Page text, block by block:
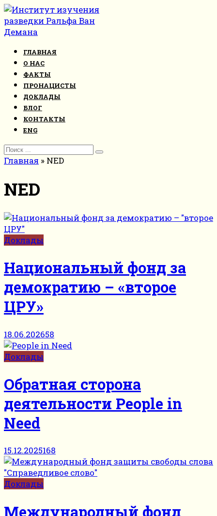
Перейти
к
контенту
ГЛАВНАЯ
О НАС
ФАКТЫ
ПРОНАЦИСТЫ
ДОКЛАДЫ
БЛОГ
КОНТАКТЫ
ENG
Search
for:
Главная » NED
NED
Доклады
Национальный фонд за
демократию – «второе
ЦРУ»
18.06.202658
Доклады
Обратная сторона
деятельности People in
Need
15.12.2025168
Доклады
Международный фонд